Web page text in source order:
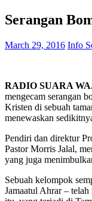
Serangan
March 29, 2016 Info
RADIO SUARA
mengecam serangan
Kristen di sebuah
menewaskan
Pendiri dan direktur
Pastor Morris Jalal,
yang juga
Sebuah kelompok
Jamaatul Ahrar – telah